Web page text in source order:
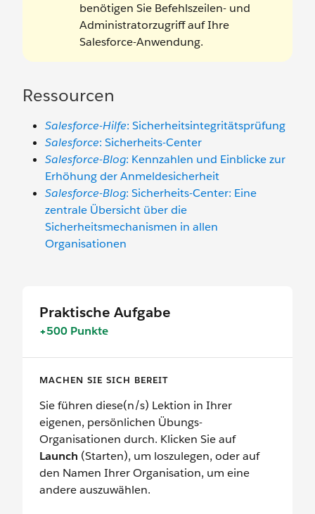
benötigen Sie Befehlszeilen- und
Administratorzugriff auf Ihre
Salesforce-Anwendung.
Ressourcen
Salesforce-Hilfe: Sicherheitsintegritätsprüfung
Salesforce: Sicherheits-Center
Salesforce-Blog: Kennzahlen und Einblicke zur
Erhöhung der Anmeldesicherheit
Salesforce-Blog: Sicherheits-Center: Eine
zentrale Übersicht über die
Sicherheitsmechanismen in allen
Organisationen
Praktische Aufgabe
+500 Punkte
MACHEN SIE SICH BEREIT
Sie führen diese(n/s) Lektion in Ihrer
eigenen, persönlichen Übungs-
Organisationen durch. Klicken Sie auf
Launch (Starten), um loszulegen, oder auf
den Namen Ihrer Organisation, um eine
andere auszuwählen.